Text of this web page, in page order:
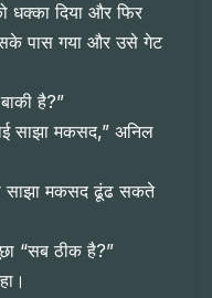
धक्का दिया और फिर
पास गया और उसे गेट
है?”
साझा मकसद,” अनिल
साझा मकसद ढूंढ सकते
“सब ठीक है?”